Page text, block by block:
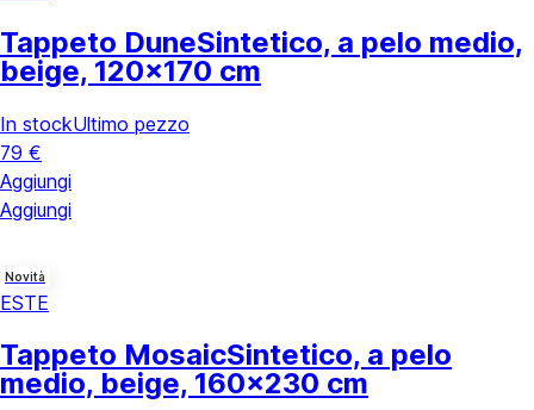
Tappeto DuneSintetico, a pelo medio,
beige, 120x170 cm
In stockUltimo pezzo
79 €
Aggiungi
Aggiungi
Novità
ESTE
Tappeto MosaicSintetico, a pelo
medio, beige, 160x230 cm